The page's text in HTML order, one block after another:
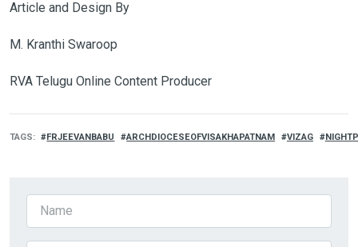
Article and Design By
M. Kranthi Swaroop
RVA Telugu Online Content Producer
TAGS FRJEEVANBABU ARCHDIOCESEOFVISAKHAPATNAM VIZAG